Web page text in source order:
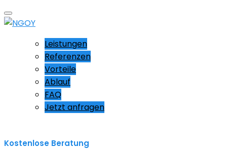
Leistungen
Referenzen
Vorteile
Ablauf
FAQ
Jetzt anfragen
Kostenlose Beratung